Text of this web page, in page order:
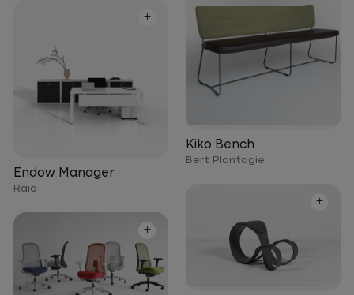
Kiko Bench
Bert Plantagie
+
Endow Manager
Raio
+
+